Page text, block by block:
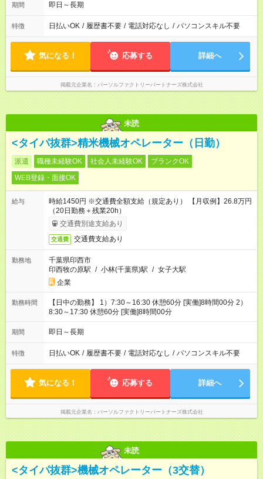
期間 即日～長期
特徴 日払いOK / 履歴書不要 / 電話対応なし / パソコンスキル不要
気になる！ 応募する 詳細へ
掲載元企業名 パーソルファクトリーパートナーズ株式会社
未読
<タイパ抜群>精米機械オペレーター（日勤）
派遣 職種未経験OK 社会人未経験OK
ブランクOK
WEB登録・面接OK
給与
時給1450円 ※交通費全額支給（規定あり） 【月収例】26.8万円
（20日勤務＋残業20h）
交通費別途支給あり
交通費 交通費支給あり
勤務地
千葉県印西市
印西牧の原駅 / 小林(千葉県)駅 / 女子大駅
企業
勤務時間
【日中の勤務】 1）7:30～16:30 休憩60分 [実働]8時間00分 2）
8:30～17:30 休憩60分 [実働]8時間00分
期間 即日～長期
特徴 日払いOK / 履歴書不要 / 電話対応なし / パソコンスキル不要
気になる！ 応募する 詳細へ
掲載元企業名 パーソルファクトリーパートナーズ株式会社
未読
<タイパ抜群>機械オペレーター（3交替）